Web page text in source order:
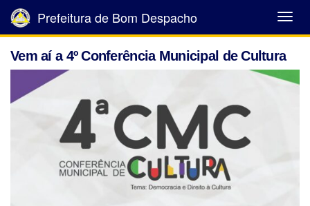
Abrir
Menu
Prefeitura de Bom Despacho
Vem aí a 4º Conferência Municipal de Cultura